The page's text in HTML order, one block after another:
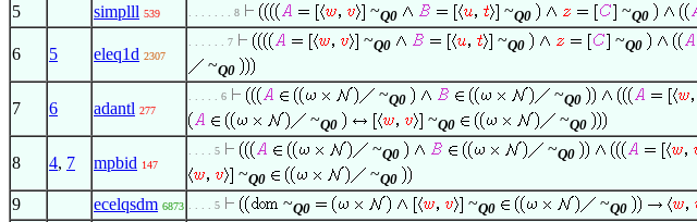
5 simplll 539 . . . . . . . 8 ~Q0 ~Q0 ~Q0
6 5 eleq1d 2307
. . . . . . 7 ~Q0 ~Q0 ~Q0
~Q0
7 6 adantl 277
. . . . . 6 ~Q0 ~Q0
~Q0 ~Q0 ~Q0
8 4, 7 mpbid 147
. . . . 5 ~Q0 ~Q0
~Q0 ~Q0
9 ecelqsdm 6873 . . . . 5 ~Q0 ~Q0 ~Q0